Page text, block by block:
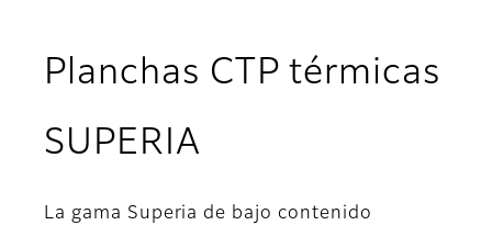
Planchas CTP térmicas
SUPERIA
La gama Superia de bajo contenido